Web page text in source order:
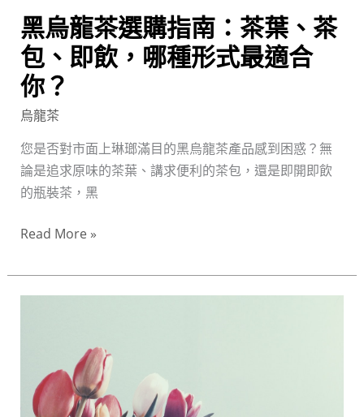
黑烏龍茶選購指南：茶葉、茶
包、即飲，哪種形式最適合
你？
烏龍茶
您是否對市面上琳瑯滿目的黑烏龍茶產品感到困惑？無
論是追求原味的茶葉、講求便利的茶包，還是即開即飲
的瓶裝茶，黑
包、
即
飲，
哪
種
形
式
最
適
合
Read More »